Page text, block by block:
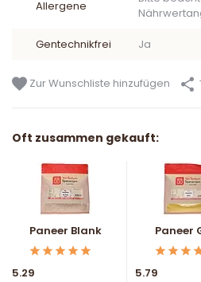
Allergene
Gentechnikfrei Ja
Zur Wunschliste hinzufügen
Oft zusammen gekauft:
Paneer Blank
5.29
Paneer
5.79